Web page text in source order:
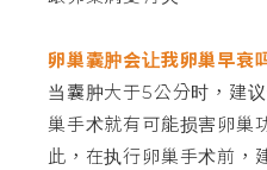
卵巢囊肿会让我卵巢早衰
当囊肿大于5公分时，建
巢手术就有可能损害卵巢
此，在执行卵巢手术前，